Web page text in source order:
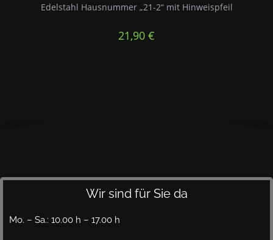
Edelstahl Hausnummer „21-2“ mit Hinweispfeil
21,90 €
Wir sind für Sie da
Mo. – Sa.: 10.00 h – 17.00 h